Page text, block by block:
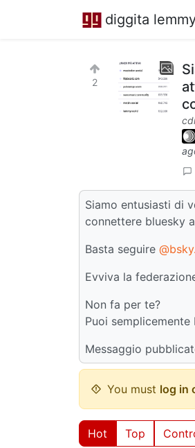
diggita
2
Siamo entusiasti di
connettere bluesky
Basta seguire
Evviva la
Non fa per te?
Puoi
Messaggio
You must log in
Hot Top